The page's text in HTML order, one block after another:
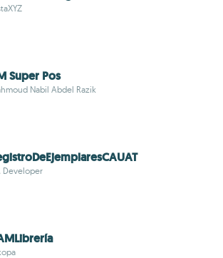
Super Pos
Nabil Abdel Razik
Developer